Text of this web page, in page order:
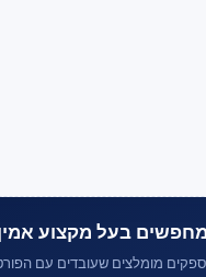
מחפשים בעל מקצוע
מומלצים שעובדים עם